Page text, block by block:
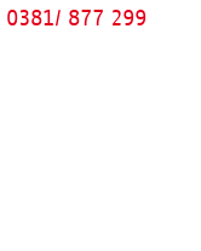
0381/ 877 299